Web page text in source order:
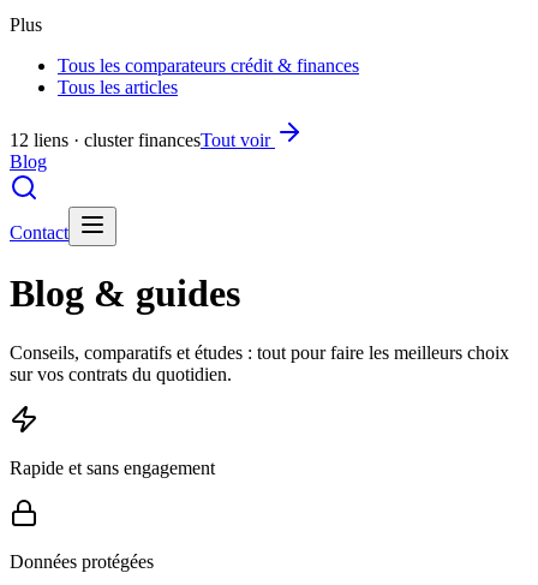
Plus
Tous les comparateurs crédit & finances
Tous les articles
12 liens · cluster financesTout voir
Blog
Contact
Blog & guides
Conseils, comparatifs et études : tout pour faire les meilleurs choix
sur vos contrats du quotidien.
Rapide et sans engagement
Données protégées